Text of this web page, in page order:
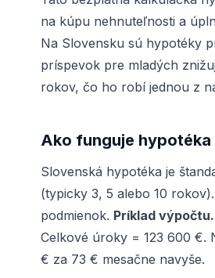
na kúpu nehnuteľnosti a
Na Slovensku sú hypotéky
príspevok pre mladých
rokov, čo ho robí jednou z
Ako funguje hypotéka
Slovenská hypotéka je
(typicky 3, 5 alebo 10
podmienok. Príklad výpočtu.
Celkové úroky = 123 600
€ za 73 € mesačne navyše.